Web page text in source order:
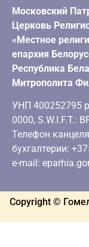
Московский
Церковь
«Местное
епархия
Республика
Митрополита
УНП 400252795
0000, S.W.I.F.T.:
Телефон
бухгалтерии:
e-mail:
Copyright ©